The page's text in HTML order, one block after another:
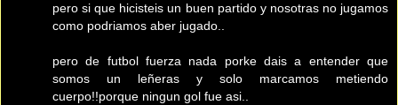
pero si que hicisteis un buen partido y nosotras no jugamos
como podriamos aber jugado..
pero de futbol fuerza nada porke dais a entender que
somos un leñeras y solo marcamos metiendo
cuerpo!!porque ningun gol fue asi..